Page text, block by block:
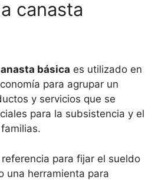
canasta
básica es utilizado en
para agrupar un
y servicios que se
para la subsistencia y el
para fijar el sueldo
una herramienta para